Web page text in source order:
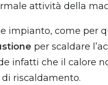
attività della
impianto, come per
per scaldare
infatti che il calore
riscaldamento.